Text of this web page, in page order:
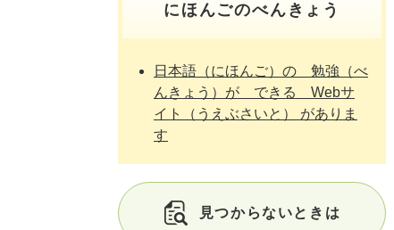
にほんごのべんきょう
日本語（にほんご）の 勉強（べ
んきょう）が できる Webサ
イト（うえぶさいと） がありま
す
見つからないときは